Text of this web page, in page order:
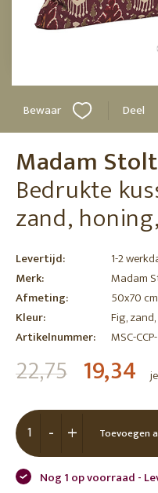
Bewaar Deel
Madam
Bedrukte
zand,
Levertijd:
1-2
Merk:
Madam
Afmeting:
50x70 cm
Kleur:
Fig,
Artikelnummer:
MSC-
22,75 19,34
+
- Toevoegen
Nog 1 op voorraad -